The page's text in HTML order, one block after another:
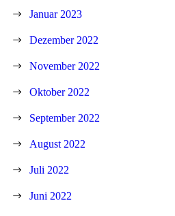
Januar 2023
Dezember 2022
November 2022
Oktober 2022
September 2022
August 2022
Juli 2022
Juni 2022